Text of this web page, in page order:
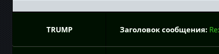
TRUMP Заголовок сообщения: